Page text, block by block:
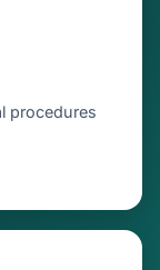
procedures